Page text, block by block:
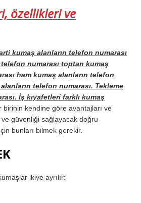
özellikleri ve
kumaş alanların telefon numarası
numarası toptan kumaş
ham kumaş alanların telefon
telefon numarası. Tekleme
İş kıyafetleri farklı kumaş
birinin kendine göre avantajları ve
güvenliği sağlayacak doğru
bunları bilmek gerekir.
ikiye ayrılır: